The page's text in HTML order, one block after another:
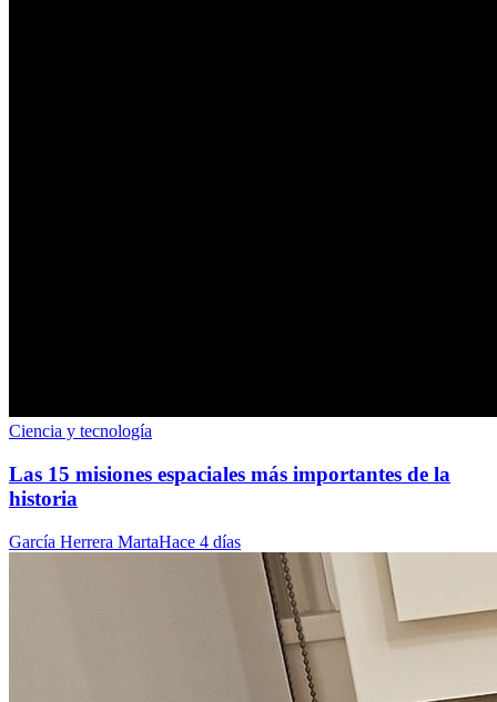
Ciencia y tecnología
Las 15 misiones espaciales más importantes de la
historia
García Herrera MartaHace 4 días